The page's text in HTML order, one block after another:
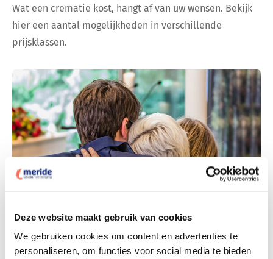
Deze website maakt gebruik van cookies
We gebruiken cookies om content en advertenties te
personaliseren, om functies voor social media te bieden
Wat een crematie kost, hangt af van uw wensen. Bekijk
hier een aantal mogelijkheden in verschillende
prijsklassen.
Bekijk tarieven voor crematie
Bekijk tarieven voor begrafenis